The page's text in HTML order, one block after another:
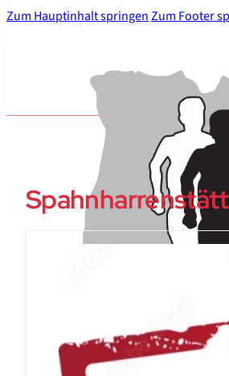
Zum Hauptinhalt springenZum Footer